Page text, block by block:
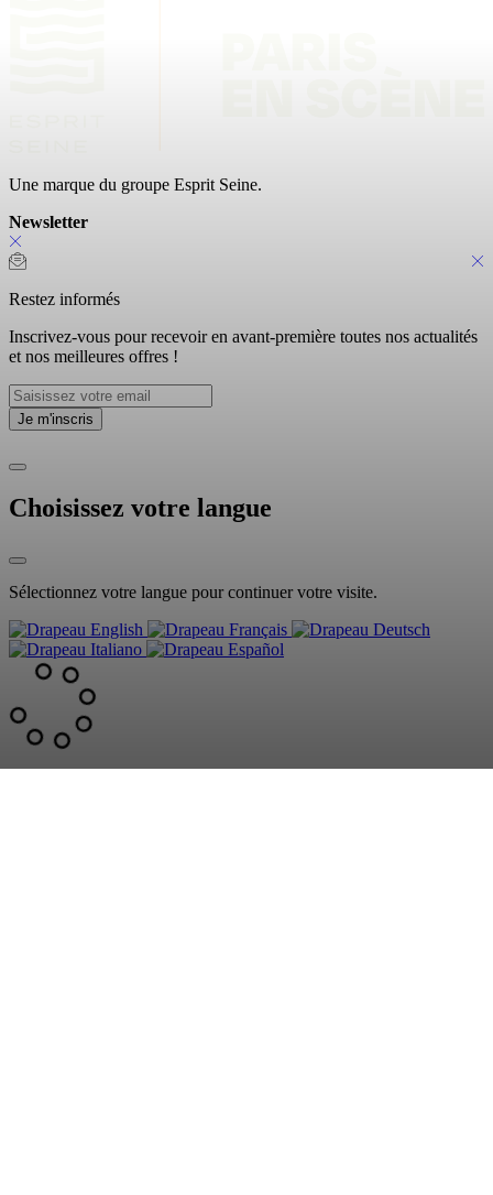
Une marque du groupe Esprit Seine.
Newsletter
Restez informés
Inscrivez-vous pour recevoir en avant-première toutes nos actualités
et nos meilleures offres !
Choisissez votre langue
Sélectionnez votre langue pour continuer votre visite.